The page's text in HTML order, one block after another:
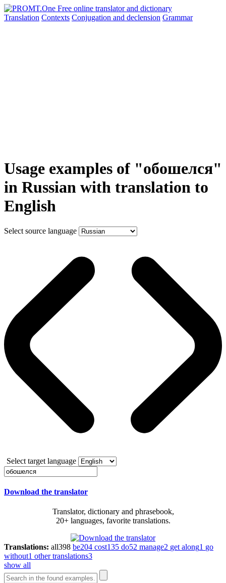
Translation Contexts Conjugation and declension Grammar
Usage examples of "обошелся"
in Russian with translation to
English
Select source language
Select target language
Download the translator
Translator, dictionary and phrasebook,
20+ languages, favorite translations.
Translations: all398 be204 cost135 do52 manage2 get along1 go
without1 other translations3
show all